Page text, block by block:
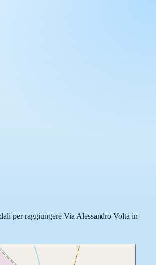
per raggiungere Via Alessandro Volta in